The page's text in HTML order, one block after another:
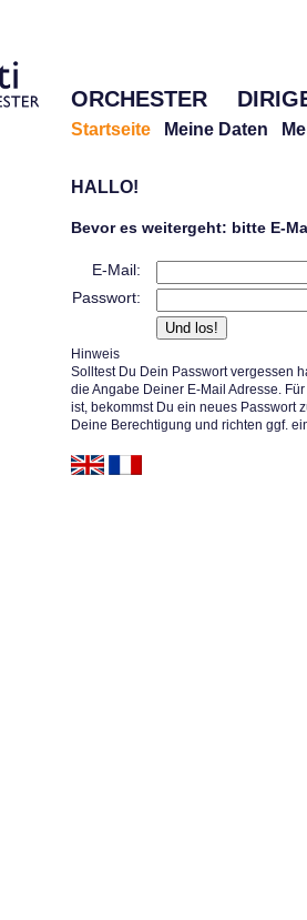
ORCHESTER
Startseite Meine Daten
HALLO!
Bevor es weitergeht: bitte E-
E-Mail:
Passwort:
Hinweis
Solltest Du Dein Passwort vergessen
die Angabe Deiner E-Mail Adresse.
ist, bekommst Du ein neues Passwort
Deine Berechtigung und richten ggf.